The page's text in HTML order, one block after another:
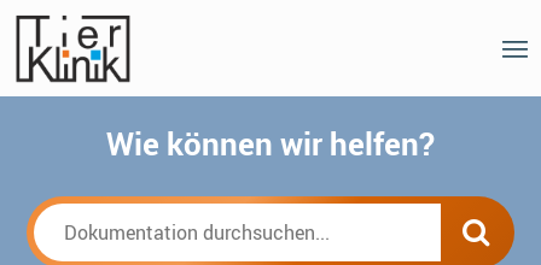
Wie können wir helfen?